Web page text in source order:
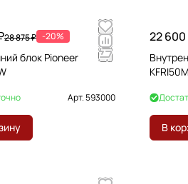
28 875 ₽ -20%
блок Pioneer
Арт.593000
22 600
В